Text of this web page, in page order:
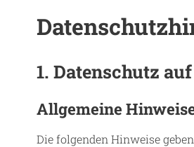
1. Datenschutz
Allgemeine
Die folgenden Hinweise